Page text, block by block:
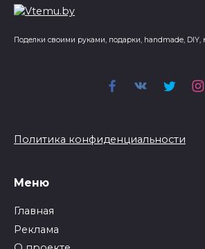
Поделки своими руками, подарки, handmade, DIY,
Политика конфиденциальности
Меню
Главная
Реклама